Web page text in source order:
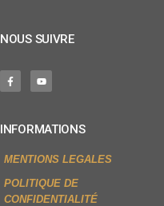
NOUS SUIVRE
INFORMATIONS
MENTIONS LEGALES
POLITIQUE DE
CONFIDENTIALITÉ